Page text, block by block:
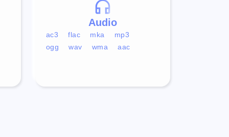
Audio
ac3 flac mka
mp3
ogg
wav wma aac